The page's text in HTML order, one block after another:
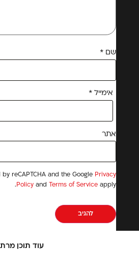
שם *
אימייל *
אתר
by reCAPTCHA and the Google Privacy
Policy and Terms of Service apply.
עוד תוכן